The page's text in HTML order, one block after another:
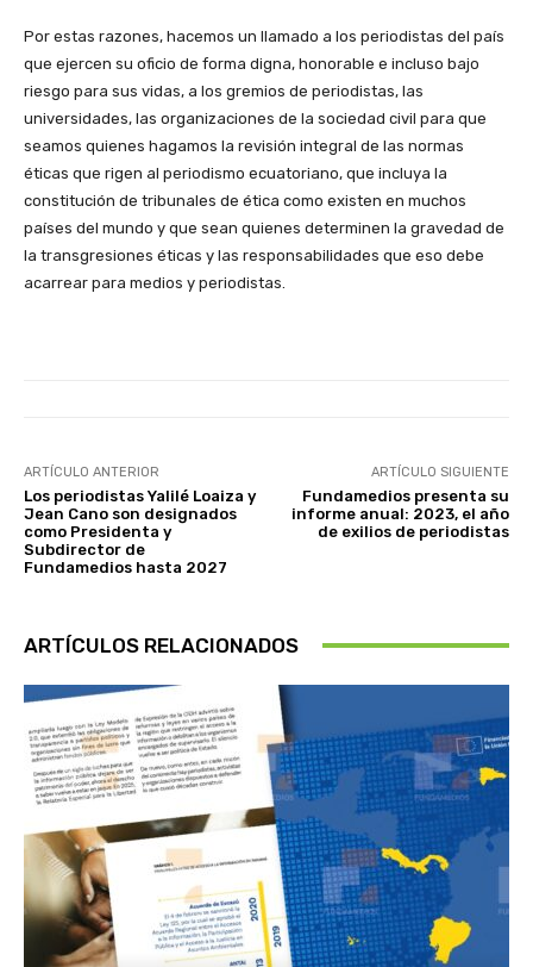
Por estas razones, hacemos un llamado a los periodistas del país
que ejercen su oficio de forma digna, honorable e incluso bajo
riesgo para sus vidas, a los gremios de periodistas, las
universidades, las organizaciones de la sociedad civil para que
seamos quienes hagamos la revisión integral de las normas
éticas que rigen al periodismo ecuatoriano, que incluya la
constitución de tribunales de ética como existen en muchos
países del mundo y que sean quienes determinen la gravedad de
la transgresiones éticas y las responsabilidades que eso debe
acarrear para medios y periodistas.
ARTÍCULO ANTERIOR
Los periodistas Yalilé Loaiza y
Jean Cano son designados
como Presidenta y
Subdirector de
Fundamedios hasta 2027
ARTÍCULO SIGUIENTE
Fundamedios presenta su
informe anual: 2023, el año
de exilios de periodistas
ARTÍCULOS RELACIONADOS